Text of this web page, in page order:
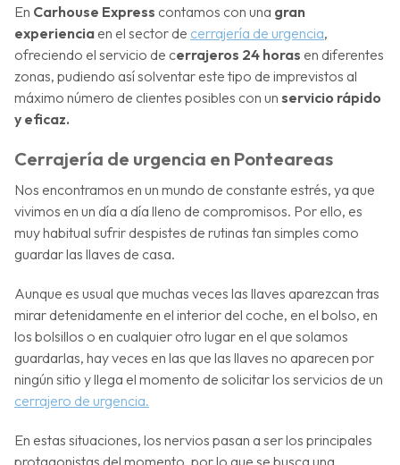
En Carhouse Express contamos con una gran
experiencia en el sector de cerrajería de urgencia,
ofreciendo el servicio de cerrajeros 24 horas en diferentes
zonas, pudiendo así solventar este tipo de imprevistos al
máximo número de clientes posibles con un servicio rápido
y eficaz.
Cerrajería de urgencia en Ponteareas
Nos encontramos en un mundo de constante estrés, ya que
vivimos en un día a día lleno de compromisos. Por ello, es
muy habitual sufrir despistes de rutinas tan simples como
guardar las llaves de casa.
Aunque es usual que muchas veces las llaves aparezcan tras
mirar detenidamente en el interior del coche, en el bolso, en
los bolsillos o en cualquier otro lugar en el que solamos
guardarlas, hay veces en las que las llaves no aparecen por
ningún sitio y llega el momento de solicitar los servicios de un
cerrajero de urgencia.
En estas situaciones, los nervios pasan a ser los principales